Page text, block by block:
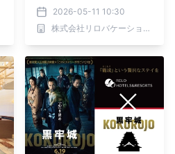
る新プログラム｜2026年
5月11日より
2026-05-11 10:30
株式会社リロバケーションズ